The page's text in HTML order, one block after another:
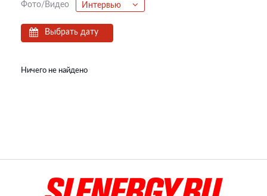
Фото/Видео Интервью
Выбрать дату
Ничего не найдено